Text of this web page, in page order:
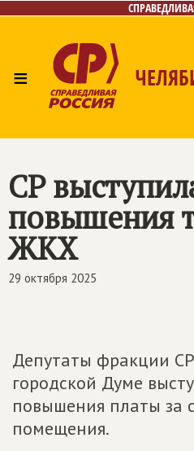
≡
СР
повышения
ЖКХ
29 октября 2025
Депутаты фракции
городской Думе
повышения платы за
помещения.